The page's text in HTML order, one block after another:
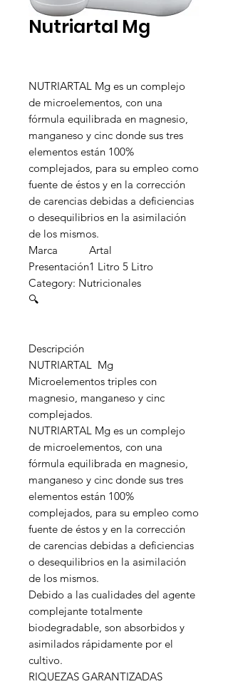
Nutriartal Mg
NUTRIARTAL Mg es un complejo
de microelementos, con una
fórmula equilibrada en magnesio,
manganeso y cinc donde sus tres
elementos están 100%
complejados, para su empleo como
fuente de éstos y en la corrección
de carencias debidas a deficiencias
o desequilibrios en la asimilación
de los mismos.
Marca
Artal
Presentación1 Litro 5 Litro
Category: Nutricionales
🔍
Descripción
NUTRIARTAL Mg
Microelementos triples con
magnesio, manganeso y cinc
complejados.
NUTRIARTAL Mg es un complejo
de microelementos, con una
fórmula equilibrada en magnesio,
manganeso y cinc donde sus tres
elementos están 100%
complejados, para su empleo como
fuente de éstos y en la corrección
de carencias debidas a deficiencias
o desequilibrios en la asimilación
de los mismos.
Debido a las cualidades del agente
complejante totalmente
biodegradable, son absorbidos y
asimilados rápidamente por el
cultivo.
RIQUEZAS GARANTIZADAS